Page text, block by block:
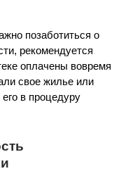
позаботиться о
рекомендуется
оплачены вовремя
свое жилье или
в процедуру